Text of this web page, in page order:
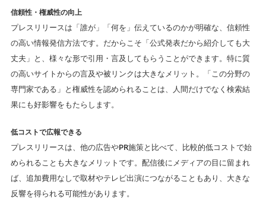
信頼性・権威性の向上
プレスリリースは「誰が」「何を」伝えているのかが明確な、信頼性
の高い情報発信方法です。だからこそ「公式発表だから紹介しても大
丈夫」と、様々な形で引用・言及してもらうことができます。特に質
の高いサイトからの言及や被リンクは大きなメリット。「この分野の
専門家である」と権威性を認められることは、人間だけでなく検索結
果にも好影響をもたらします。
低コストで広報できる
プレスリリースは、他の広告やPR施策と比べて、比較的低コストで始
められることも大きなメリットです。配信後にメディアの目に留まれ
ば、追加費用なしで取材やテレビ出演につながることもあり、大きな
反響を得られる可能性があります。